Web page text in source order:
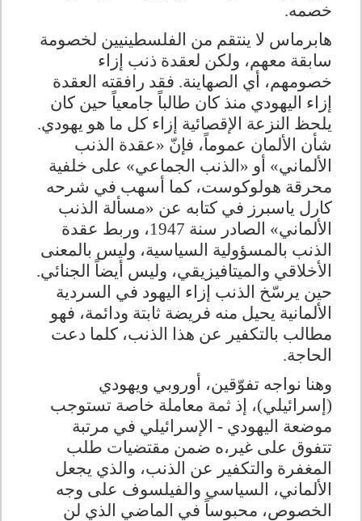
خصمه.
هابرماس لا ينتقم من الفلسطينيين لخصومة
سابقة معهم، ولكن لعقدة ذنب إزاء
خصومهم، أي الصهاينة. فقد رافقته العقدة
إزاء اليهودي منذ كان طالباً جامعياً حين كان
يلحظ النزعة الإقصائية إزاء كل ما هو يهودي.
شأن الألمان عموماً، فإنّ «عقدة الذنب
الألماني» أو «الذنب الجماعي» على خلفية
محرقة هولوكوست، كما أسهب في شرحه
كارل ياسبرز في كتابه عن «مسألة الذنب
الألماني» الصادر سنة 1947، وربط عقدة
الذنب بالمسؤولية السياسية، وليس بالمعنى
الأخلاقي والميتافيزيقي، وليس أيضاً الجنائي.
حين يرسّخ الذنب إزاء اليهود في السردية
الألمانية يحيل منه فريضة ثابتة ودائمة، فهو
مطالب بالتكفير عن هذا الذنب، كلما دعت
الحاجة.
وهنا نواجه تفوّقين، أوروبي ويهودي
(إسرائيلي)، إذ ثمة معاملة خاصة تستوجب
موضعة اليهودي - الإسرائيلي في مرتبة
تتفوق على غير،ه ضمن مقتضيات طلب
المغفرة والتكفير عن الذنب، والذي يجعل
الألماني، السياسي والفيلسوف على وجه
الخصوص، محبوساً في الماضي الذي لن